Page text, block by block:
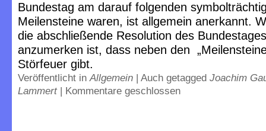
Bundestag am darauf folgenden
Meilensteine waren, ist allgemein anerkannt.
die abschließende Resolution des
anzumerken ist, dass neben den
Störfeuer gibt.
Veröffentlicht inAllgemein | Auch getagged Joachim
Lammert | Kommentare geschlossen